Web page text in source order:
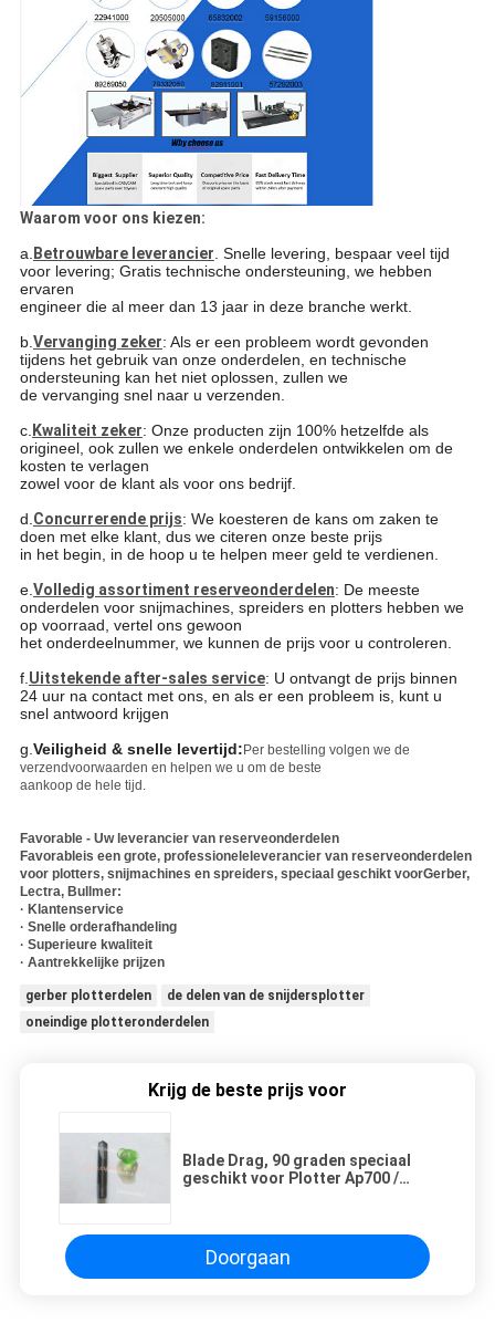
Waarom voor ons kiezen:
a. Betrouwbare leverancier . Snelle levering, bespaar veel tijd
voor levering; Gratis technische ondersteuning, we hebben
ervaren
engineer die al meer dan 13 jaar in deze branche werkt.
b. Vervanging zeker: Als er een probleem wordt gevonden
tijdens het gebruik van onze onderdelen, en technische
ondersteuning kan het niet oplossen, zullen we
de vervanging snel naar u verzenden.
c. Kwaliteit zeker: Onze producten zijn 100% hetzelfde als
origineel, ook zullen we enkele onderdelen ontwikkelen om de
kosten te verlagen
zowel voor de klant als voor ons bedrijf.
d. Concurrerende prijs: We koesteren de kans om zaken te
doen met elke klant, dus we citeren onze beste prijs
in het begin, in de hoop u te helpen meer geld te verdienen.
e. Volledig assortiment reserveonderdelen: De meeste
onderdelen voor snijmachines, spreiders en plotters hebben we
op voorraad, vertel ons gewoon
het onderdeelnummer, we kunnen de prijs voor u controleren.
f. Uitstekende after-sales service: U ontvangt de prijs binnen
24 uur na contact met ons, en als er een probleem is, kunt u
snel antwoord krijgen
g. Veiligheid & snelle levertijd:Per bestelling volgen we de
verzendvoorwaarden en helpen we u om de beste
aankoop de hele tijd.
Favorable - Uw leverancier van reserveonderdelen
Favorableis een grote, professioneleleverancier van reserveonderdelen
voor plotters, snijmachines en spreiders, speciaal geschikt voorGerber,
Lectra, Bullmer:
· Klantenservice
· Snelle orderafhandeling
· Superieure kwaliteit
· Aantrekkelijke prijzen
gerber plotterdelen
de delen van de snijdersplotter
oneindige plotteronderdelen
Krijg de beste prijs voor
Blade Drag, 90 graden speciaal
geschikt voor Plotter Ap700 /
Doorgaan